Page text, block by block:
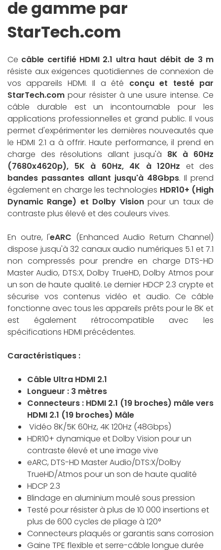
de gamme par
StarTech.com
Ce câble certifié HDMI 2.1 ultra haut débit de 3 m
résiste aux exigences quotidiennes de connexion de
vos appareils HDMI. Il a été conçu et testé par
StarTech.com pour résister à une usure intense. Ce
câble durable est un incontournable pour les
applications professionnelles et grand public. Il vous
permet d'expérimenter les dernières nouveautés que
le HDMI 2.1 a à offrir. Haute performance, il prend en
charge des résolutions allant jusqu'à 8K à 60Hz
(7680x4620p), 5K à 60Hz, 4K à 120Hz et des
bandes passantes allant jusqu'à 48Gbps. Il prend
également en charge les technologies HDR10+ (High
Dynamic Range) et Dolby Visionpour un taux de
contraste plus élevé et des couleurs vives.
En outre, l'eARC (Enhanced Audio Return Channel)
dispose jusqu'à 32 canaux audio numériques 5.1 et 7.1
non compressés pour prendre en charge DTS-HD
Master Audio, DTS:X, Dolby TrueHD, Dolby Atmos pour
un son de haute qualité. Le dernier HDCP 2.3 crypte et
sécurise vos contenus vidéo et audio. Ce câble
fonctionne avec tous les appareils prêts pour le 8K et
est également rétrocompatible avec les
spécifications HDMI précédentes.
Caractéristiques :
Câble Ultra HDMI 2.1
Longueur : 3 mètres
Connecteurs : HDMI 2.1 (19 broches) mâle vers
HDMI 2.1 (19 broches) Mâle
Vidéo 8K/5K 60Hz, 4K 120Hz (48Gbps)
HDR10+ dynamique et Dolby Vision pour un
contraste élevé et une image vive
eARC, DTS-HD Master Audio/DTS:X/Dolby
TrueHD/Atmos pour un son de haute qualité
HDCP 2.3
Blindage en aluminium moulé sous pression
Testé pour résister à plus de 10 000 insertions et
plus de 600 cycles de pliage à 120°
Connecteurs plaqués or garantis sans corrosion
Gaine TPE flexible et serre-câble longue durée